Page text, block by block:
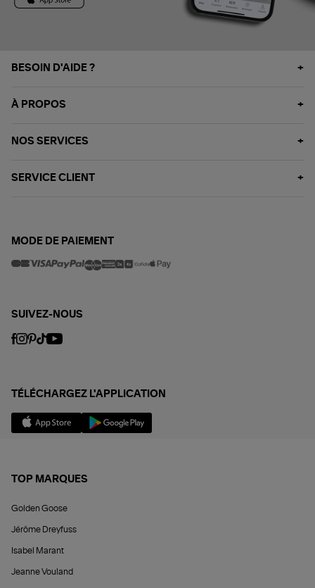
BESOIN D'AIDE ?
À PROPOS
NOS SERVICES
SERVICE CLIENT
MODE DE PAIEMENT
SUIVEZ-NOUS
TÉLÉCHARGEZ L'APPLICATION
TOP MARQUES
Golden Goose
Jérôme Dreyfuss
Isabel Marant
Jeanne Vouland